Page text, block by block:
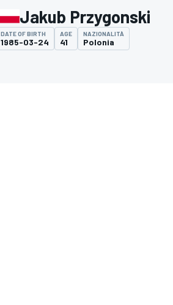
WEC
Jakub Przygonski
DATE OF BIRTH
1985-03-24
AGE
41
NAZIONALITÀ
Polonia